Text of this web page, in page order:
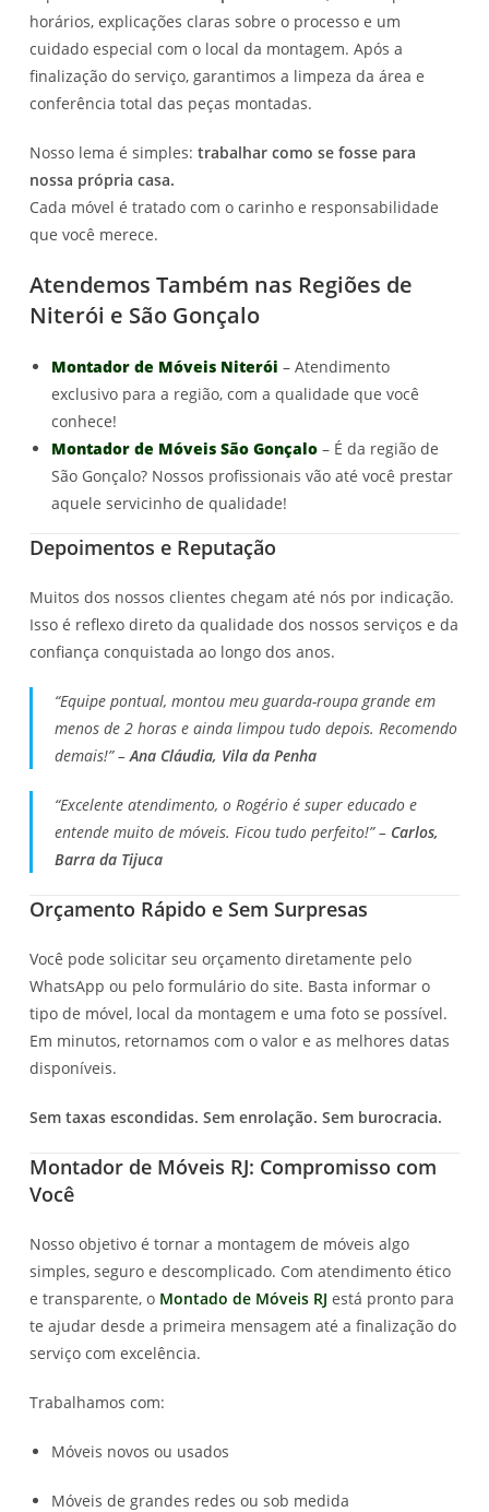
horários, explicações claras sobre o processo e um
cuidado especial com o local da montagem. Após a
finalização do serviço, garantimos a limpeza da área e
conferência total das peças montadas.
Nosso lema é simples:trabalhar como se fosse para
nossa própria casa.
Cada móvel é tratado com o carinho e responsabilidade
que você merece.
Atendemos Também nas Regiões de
Niterói e São Gonçalo
Montador de Móveis Niterói – Atendimento
exclusivo para a região, com a qualidade que você
conhece!
Montador de Móveis São Gonçalo – É da região de
São Gonçalo? Nossos profissionais vão até você prestar
aquele servicinho de qualidade!
Depoimentos e Reputação
Muitos dos nossos clientes chegam até nós por indicação.
Isso é reflexo direto da qualidade dos nossos serviços e da
confiança conquistada ao longo dos anos.
“Equipe pontual, montou meu guarda-roupa grande em
menos de 2 horas e ainda limpou tudo depois. Recomendo
demais!” –Ana Cláudia, Vila da Penha
“Excelente atendimento, o Rogério é super educado e
entende muito de móveis. Ficou tudo perfeito!” – Carlos,
Barra da Tijuca
Orçamento Rápido e Sem Surpresas
Você pode solicitar seu orçamento diretamente pelo
WhatsApp ou pelo formulário do site. Basta informar o
tipo de móvel, local da montagem e uma foto se possível.
Em minutos, retornamos com o valor e as melhores datas
disponíveis.
Sem taxas escondidas. Sem enrolação. Sem burocracia.
Montador de Móveis RJ: Compromisso com
Você
Nosso objetivo é tornar a montagem de móveis algo
simples, seguro e descomplicado. Com atendimento ético
e transparente, o Montado de Móveis RJ está pronto para
te ajudar desde a primeira mensagem até a finalização do
serviço com excelência.
Trabalhamos com:
Móveis novos ou usados
Móveis de grandes redes ou sob medida